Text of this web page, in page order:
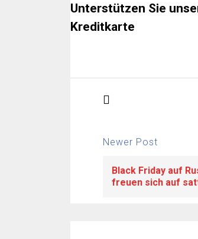
Unterstützen Sie
Kreditkarte
Newer Post
Black Friday auf
freuen sich auf